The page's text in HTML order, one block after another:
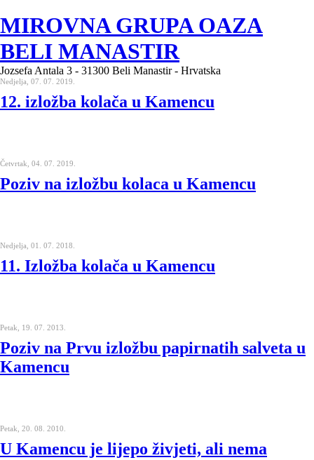
MIROVNA GRUPA OAZA
BELI MANASTIR
Jozsefa Antala 3 - 31300 Beli Manastir - Hrvatska
Nedjelja, 07. 07. 2019.
12. izložba kolača u Kamencu
Četvrtak, 04. 07. 2019.
Poziv na izložbu kolaca u Kamencu
Nedjelja, 01. 07. 2018.
11. Izložba kolača u Kamencu
Petak, 19. 07. 2013.
Poziv na Prvu izložbu papirnatih salveta u
Kamencu
Petak, 20. 08. 2010.
U Kamencu je lijepo živjeti, ali nema